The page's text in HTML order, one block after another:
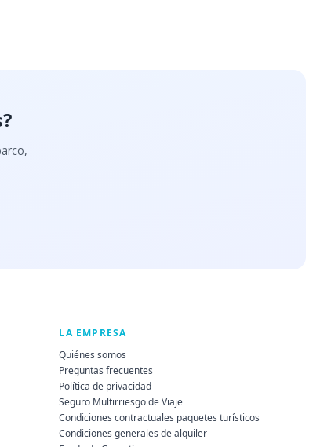
LA EMPRESA
Quiénes somos
Preguntas frecuentes
Política de privacidad
Seguro Multirriesgo de Viaje
Condiciones contractuales paquetes turísticos
Condiciones generales de alquiler